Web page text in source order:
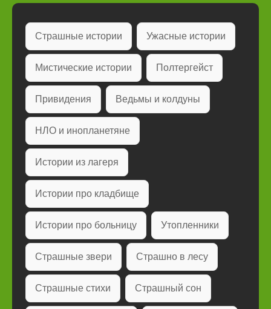
Страшные истории Ужасные истории
Мистические истории Полтергейст
Привидения Ведьмы и колдуны
НЛО и инопланетяне
Истории из лагеря
Истории про кладбище
Истории про больницу Утопленники
Страшные звери Страшно в лесу
Страшные стихи Страшный сон